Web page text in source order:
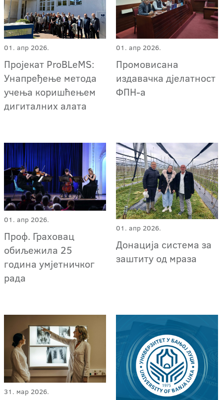
01. апр 2026.
Пројекат ProBLeMS:
Унапређење метода
учења коришћењем
дигиталних алата
01. апр 2026.
Промовисана
издавачка дјелатност
ФПН-а
01. апр 2026.
Проф. Граховац
обиљежила 25
година умјетничког
рада
01. апр 2026.
Донација система за
заштиту од мраза
31. мар 2026.